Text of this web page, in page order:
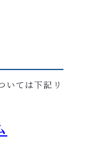
いては下記リ